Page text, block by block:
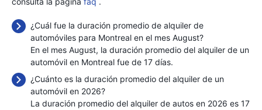
¿Cuál fue la duración promedio de alquiler de
automóviles para Montreal en el mes August?
En el mes August, la duración promedio del alquiler de un
automóvil en Montreal fue de 17 días.
¿Cuánto es la duración promedio del alquiler de un
automóvil en 2026?
La duración promedio del alquiler de autos en 2026 es 17